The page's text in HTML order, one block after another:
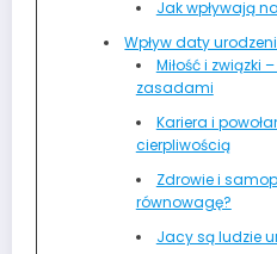
Jak wpływają
Wpływ daty
Miłość i związki
zasadami
Kariera i
cierpliwością
Zdrowie i
równowagę?
Jacy są ludzie